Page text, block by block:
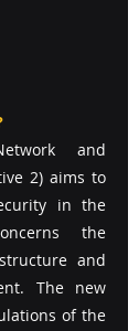
and
2) aims to
in the
the
and
The new
of the